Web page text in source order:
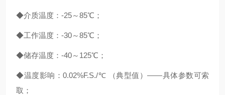
◆介质温度：-25～85℃；
◆工作温度：-30～85℃；
◆储存温度：-40～125℃；
◆温度影响：0.02%F.S./℃ （典型值）——具体参数可索
取；